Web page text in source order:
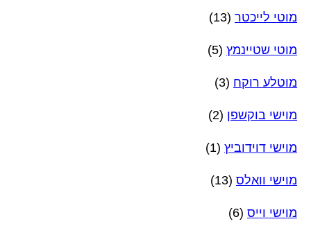
מוטי לייכטר (13)
מוטי שטיינמץ (5)
מוטלע רוקח (3)
מוישי בוקשפן (2)
מוישי דוידוביץ (1)
מוישי וואלס (13)
מוישי וייס (6)